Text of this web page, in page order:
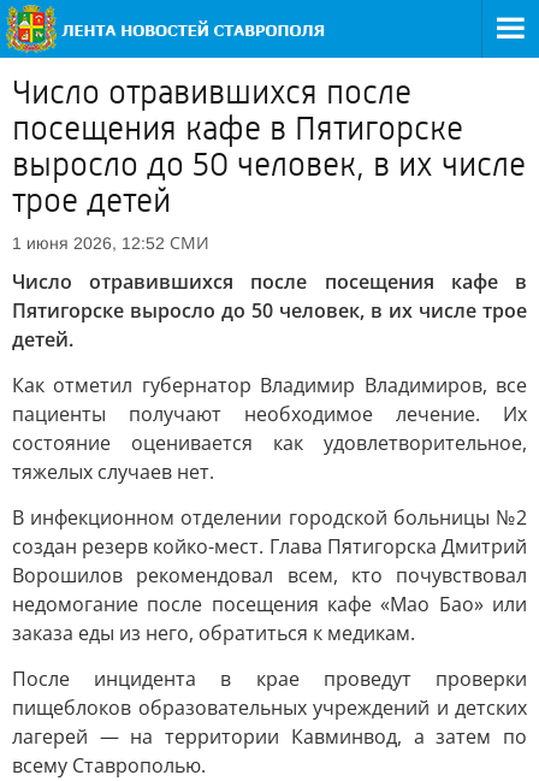
Число отравившихся после
посещения кафе в Пятигорске
выросло до 50 человек, в их числе
трое детей
1 июня 2026, 12:52 СМИ
Число отравившихся после посещения кафе в
Пятигорске выросло до 50 человек, в их числе трое
детей.
Как отметил губернатор Владимир Владимиров, все
пациенты получают необходимое лечение. Их
состояние оценивается как удовлетворительное,
тяжелых случаев нет.
В инфекционном отделении городской больницы №2
создан резерв койко-мест. Глава Пятигорска Дмитрий
Ворошилов рекомендовал всем, кто почувствовал
недомогание после посещения кафе «Мао Бао» или
заказа еды из него, обратиться к медикам.
После инцидента в крае проведут проверки
пищеблоков образовательных учреждений и детских
лагерей — на территории Кавминвод, а затем по
всему Ставрополью.